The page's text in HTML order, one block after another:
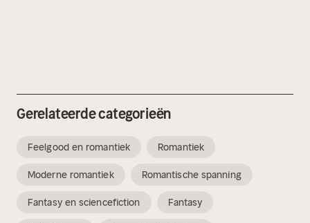
Gerelateerde categorieën
Feelgood en romantiek Romantiek
Moderne romantiek Romantische spanning
Fantasy en sciencefiction Fantasy